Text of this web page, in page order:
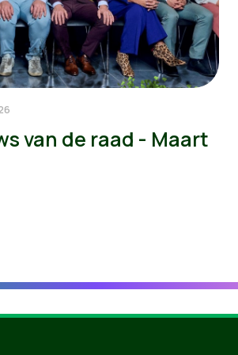
van de raad - Maart